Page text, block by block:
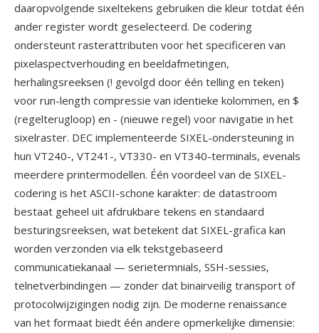
daaropvolgende sixeltekens gebruiken die kleur totdat één
ander register wordt geselecteerd. De codering
ondersteunt rasterattributen voor het specificeren van
pixelaspectverhouding en beeldafmetingen,
herhalingsreeksen (! gevolgd door één telling en teken)
voor run-length compressie van identieke kolommen, en $
(regelterugloop) en - (nieuwe regel) voor navigatie in het
sixelraster. DEC implementeerde SIXEL-ondersteuning in
hun VT240-, VT241-, VT330- en VT340-terminals, evenals
meerdere printermodellen. Één voordeel van de SIXEL-
codering is het ASCII-schone karakter: de datastroom
bestaat geheel uit afdrukbare tekens en standaard
besturingsreeksen, wat betekent dat SIXEL-grafica kan
worden verzonden via elk tekstgebaseerd
communicatiekanaal — serietermnials, SSH-sessies,
telnetverbindingen — zonder dat binairveilig transport of
protocolwijzigingen nodig zijn. De moderne renaissance
van het formaat biedt één andere opmerkelijke dimensie: